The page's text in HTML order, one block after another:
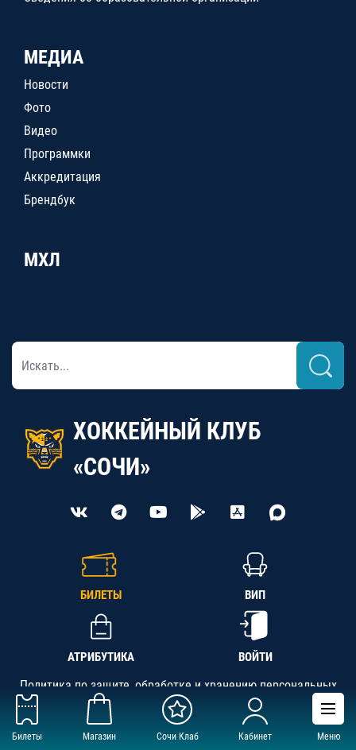
Билеты Магазин Сочи Клаб Кабинет Меню
МЕДИА
Новости
Фото
Видео
Программки
Аккредитация
Брендбук
МХЛ
ХОККЕЙНЫЙ КЛУБ
«СОЧИ»
БИЛЕТЫ ВИП
АТРИБУТИКА ВОЙТИ
Политика по защите, обработке и хранению персональных
данных
АНО «СК «Кубань-Регион», ОГРН 1142300002349,